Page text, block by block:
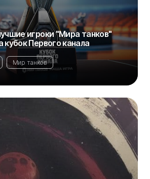
игроки "Мира танков"
кубок Первого канала
Мир танков